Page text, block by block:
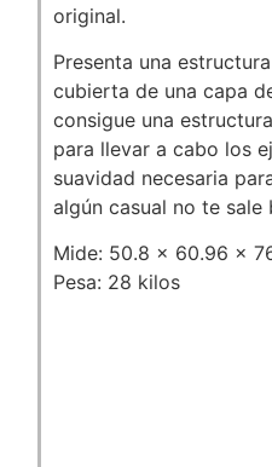
original.
Presenta una
cubierta de una capa
consigue una
para llevar a cabo los
suavidad necesaria
algún casual no te sale
Mide: 50.8 x 60.96 x
Pesa: 28 kilos